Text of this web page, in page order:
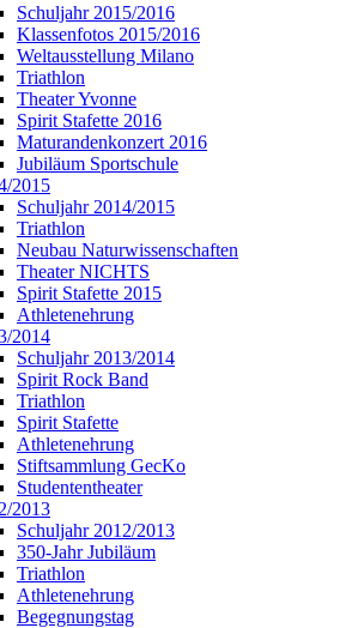
Schuljahr 2015/2016
Klassenfotos 2015/2016
Weltausstellung Milano
Triathlon
Theater Yvonne
Spirit Stafette 2016
Maturandenkonzert 2016
Jubiläum Sportschule
2015
Schuljahr 2014/2015
Triathlon
Neubau Naturwissenschaften
Theater NICHTS
Spirit Stafette 2015
Athletenehrung
2014
Schuljahr 2013/2014
Spirit Rock Band
Triathlon
Spirit Stafette
Athletenehrung
Stiftsammlung GecKo
Studententheater
2013
Schuljahr 2012/2013
350-Jahr Jubiläum
Triathlon
Athletenehrung
Begegnungstag